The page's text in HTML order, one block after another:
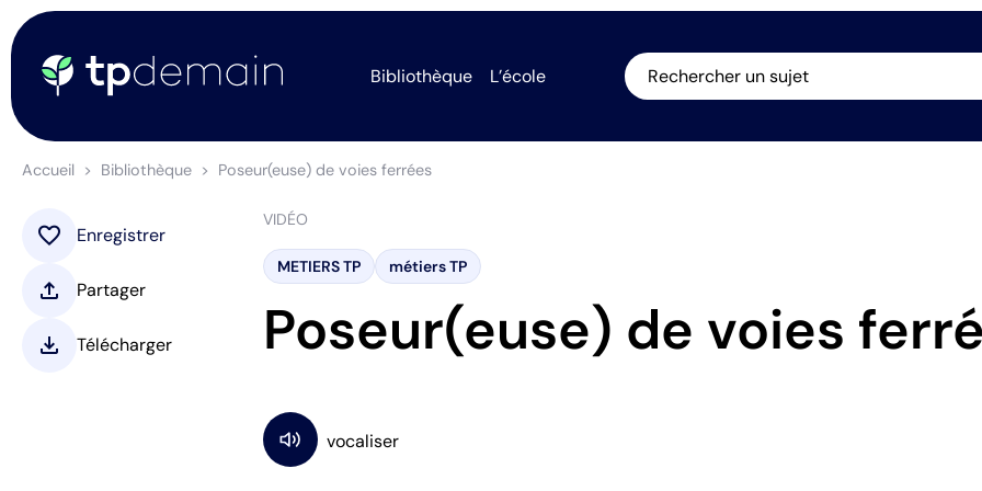
Bibliothèque L’école Rechercher un sujet
Accueil Bibliothèque Poseur(euse) de voies ferrées
VIDÉO
METIERS TP métiers TP
Poseur(euse) de voies
favorite Enregistrer
upload Partager
download Télécharger